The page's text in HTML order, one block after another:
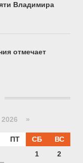
Владимира
отмечает
»
ПТ СБ
ВС
1
2